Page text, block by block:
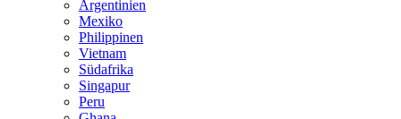
Argentinien
Mexiko
Philippinen
Vietnam
Südafrika
Singapur
Peru